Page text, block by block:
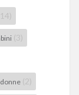
(3)
(2)